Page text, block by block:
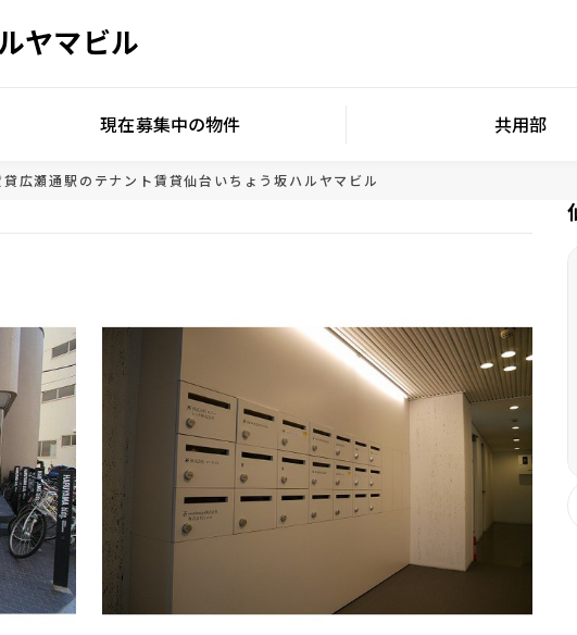
ヤマビル
現在募集中の物件 共用部
広瀬通駅のテナント賃貸仙台いちょう坂ハルヤマビル